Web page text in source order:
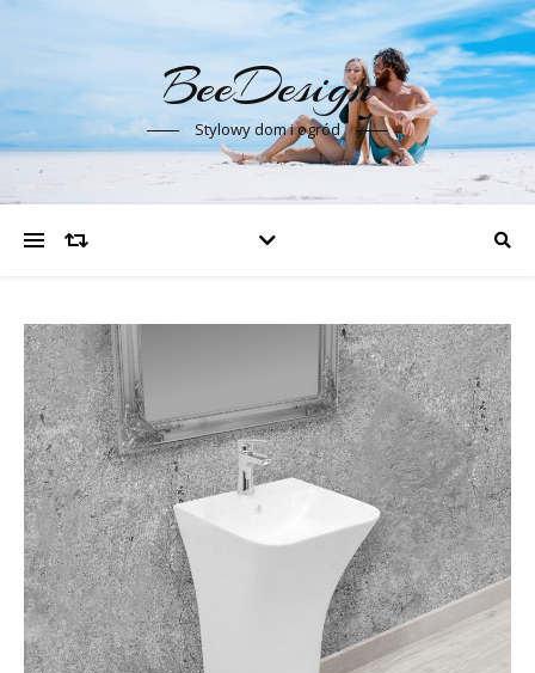
BeeDesign
Stylowy dom i ogród